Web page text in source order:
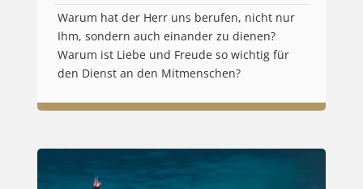
Warum hat der Herr uns berufen, nicht nur
Ihm, sondern auch einander zu dienen?
Warum ist Liebe und Freude so wichtig für
den Dienst an den Mitmenschen?